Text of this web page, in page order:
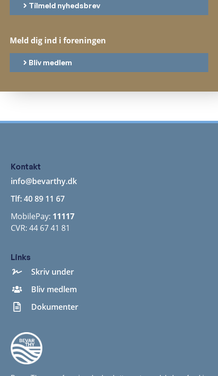
Tilmeld nyhedsbrev
Meld dig ind i foreningen
Bliv medlem
Links
Skriv under
Bliv medlem
Dokumenter
Kontakt
info@bevarthy.dk
Tlf: 40 89 11 67
MobilePay: 11117
CVR: 44 67 41 81